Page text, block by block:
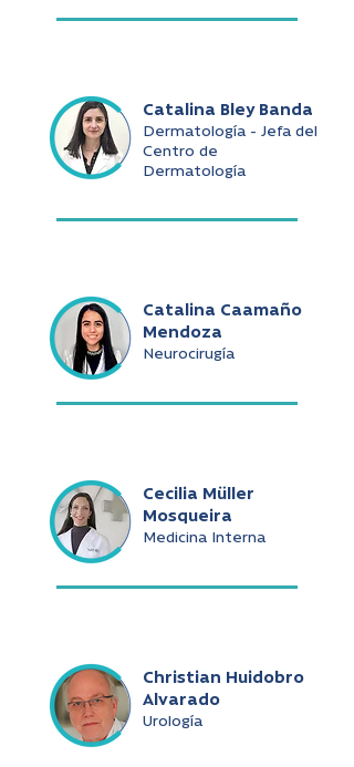
Catalina Bley Banda
Dermatología - Jefa del
Centro de
Dermatología
Catalina Caamaño
Mendoza
Neurocirugía
Cecilia Müller
Mosqueira
Medicina Interna
Christian Huidobro
Alvarado
Urología